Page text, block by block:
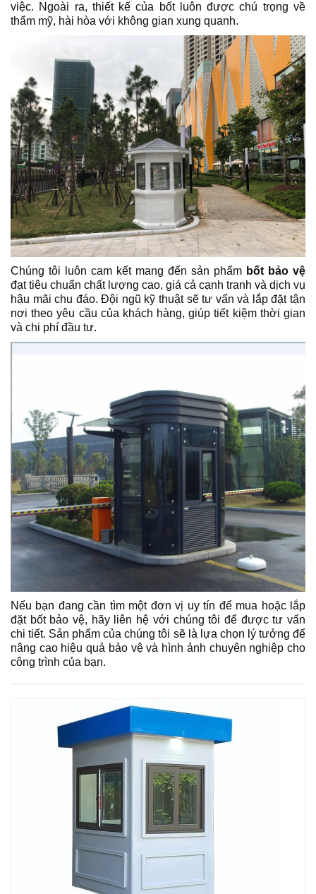
việc. Ngoài ra, thiết kế của bốt luôn được chú trọng về
thẩm mỹ, hài hòa với không gian xung quanh.
Chúng tôi luôn cam kết mang đến sản phẩm bốt bảo vệ
đạt tiêu chuẩn chất lượng cao, giá cả cạnh tranh và dịch vụ
hậu mãi chu đáo. Đội ngũ kỹ thuật sẽ tư vấn và lắp đặt tận
nơi theo yêu cầu của khách hàng, giúp tiết kiệm thời gian
và chi phí đầu tư.
Nếu bạn đang cần tìm một đơn vị uy tín để mua hoặc lắp
đặt bốt bảo vệ, hãy liên hệ với chúng tôi để được tư vấn
chi tiết. Sản phẩm của chúng tôi sẽ là lựa chọn lý tưởng để
nâng cao hiệu quả bảo vệ và hình ảnh chuyên nghiệp cho
công trình của bạn.